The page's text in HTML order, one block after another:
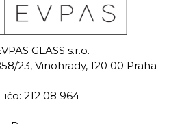
GLASS s.r.o.
23, Vinohrady, 120 00 Praha
ičo: 212 08 964